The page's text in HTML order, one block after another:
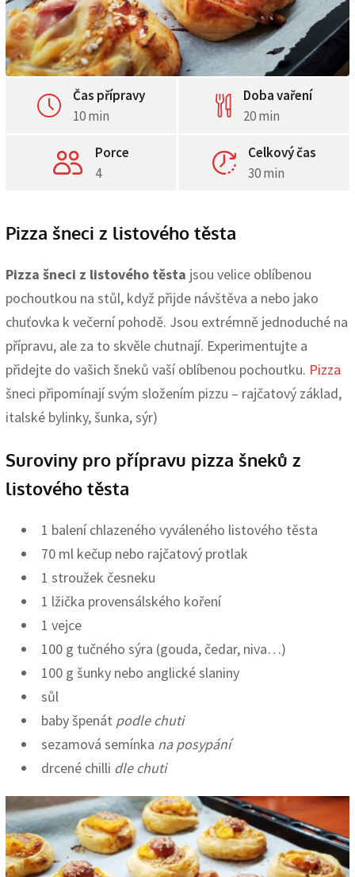
Čas přípravy
10 min
Doba vaření
20 min
Porce
4
Celkový čas
30 min
Pizza šneci z listového těsta
Pizza šneci z listového těsta jsou velice oblíbenou
pochoutkou na stůl, když přijde návštěva a nebo jako
chuťovka k večerní pohodě. Jsou extrémně jednoduché na
přípravu, ale za to skvěle chutnají. Experimentujte a
přidejte do vašich šneků vaší oblíbenou pochoutku. Pizza
šneci připomínají svým složením pizzu – rajčatový základ,
italské bylinky, šunka, sýr)
Suroviny pro přípravu pizza šneků z
listového těsta
1 balení chlazeného vyváleného listového těsta
70 ml kečup nebo rajčatový protlak
1 stroužek česneku
1 lžička provensálského koření
1 vejce
100 g tučného sýra (gouda, čedar, niva…)
100 g šunky nebo anglické slaniny
sůl
baby špenát podle chuti
sezamová semínka na posypání
drcené chilli dle chuti